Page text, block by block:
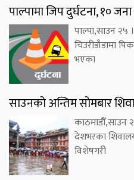
पाल्पामा जिप दुर्घटना, १०
पाल्पा,साउन २५
चिउरीडाँडामा
भएका
साउनको अन्तिम सोमबार
काठमाडौँ,साउन
देशभरका
विशेषगरी